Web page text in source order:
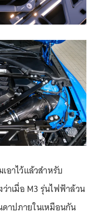
อาไว้แล้วสำหรับ
าเมื่อ M3 รุ่นไฟฟ้าล้วน
าปภายในเหมือนกัน